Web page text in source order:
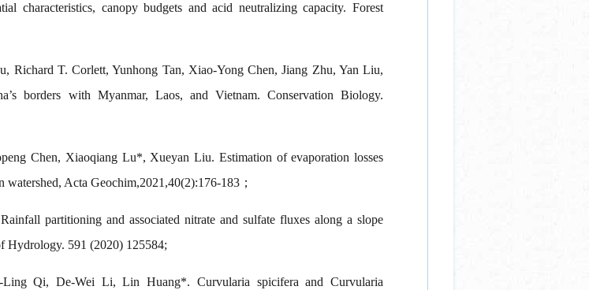
characteristics, canopy budgets and acid neutralizing capacity. Forest
Richard T. Corlett, Yunhong Tan, Xiao-Yong Chen, Jiang Zhu, Yan Liu,
borders with Myanmar, Laos, and Vietnam. Conservation Biology.
Chen, Xiaoqiang Lu*, Xueyan Liu. Estimation of evaporation losses
watershed, Acta Geochim,2021,40(2):176-183；
partitioning and associated nitrate and sulfate fluxes along a slope
Hydrology. 591 (2020) 125584;
Qi, De-Wei Li, Lin Huang*. Curvularia spicifera and Curvularia